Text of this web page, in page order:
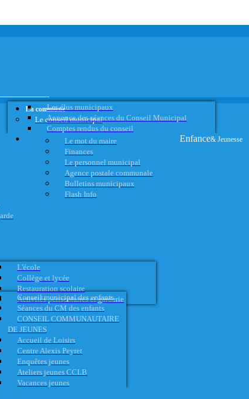
La commune
Le conseil municipal
Les élus municipaux
Annonce des séances du Conseil Municipal
Comptes rendus du conseil
Le mot du maire
Finances
Le personnel municipal
Agence postale communale
Bulletins municipaux
Flash Info
Enfance& Jeunesse
L'école
Collège et lycée
Restauration scolaire
Activités périscolaires et garderie
Conseil municipal des enfants
Séances du CM des enfants
CONSEIL COMMUNAUTAIRE
DE JEUNES
Accueil de Loisirs
Centre Alexis Peyret
Enquêtes jeunes
Ateliers jeunes CCLB
Vacances jeunes